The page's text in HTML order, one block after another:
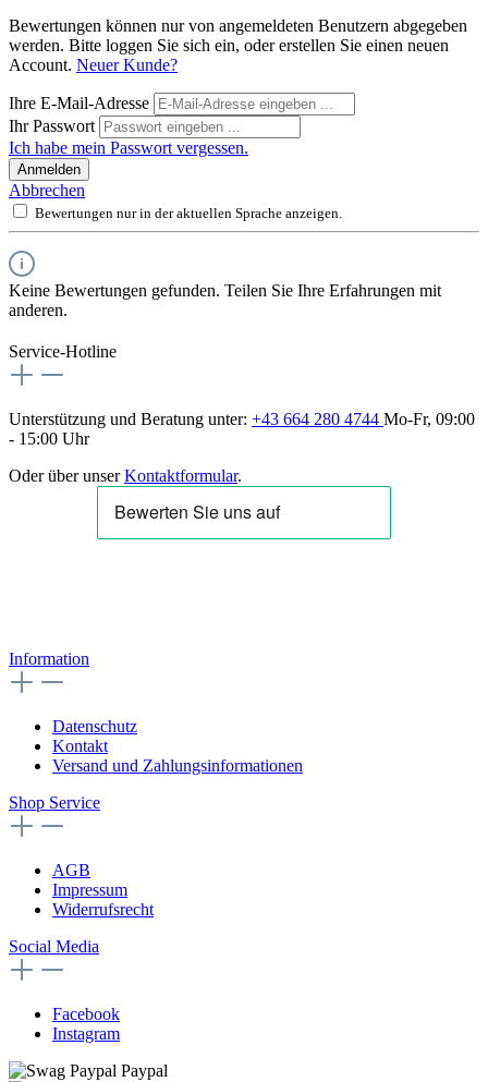
Bewertungen können nur von angemeldeten Benutzern abgegeben
werden. Bitte loggen Sie sich ein, oder erstellen Sie einen neuen
Account. Neuer Kunde?
Ihre E-Mail-Adresse
Ihr Passwort
Ich habe mein Passwort vergessen.
Anmelden
Abbrechen
Bewertungen nur in der aktuellen Sprache anzeigen.
Keine Bewertungen gefunden. Teilen Sie Ihre Erfahrungen mit
anderen.
Service-Hotline
Unterstützung und Beratung unter: +43 664 280 4744 Mo-Fr, 09:00
- 15:00 Uhr
Oder über unserKontaktformular.
Information
Datenschutz
Kontakt
Versand und Zahlungsinformationen
Shop Service
AGB
Impressum
Widerrufsrecht
Social Media
Facebook
Instagram